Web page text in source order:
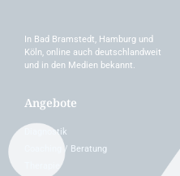
In Bad Bramstedt, Hamburg und
Köln, online auch deutschlandweit
und in den Medien bekannt.
Angebote
Diagnostik
Coaching / Beratung